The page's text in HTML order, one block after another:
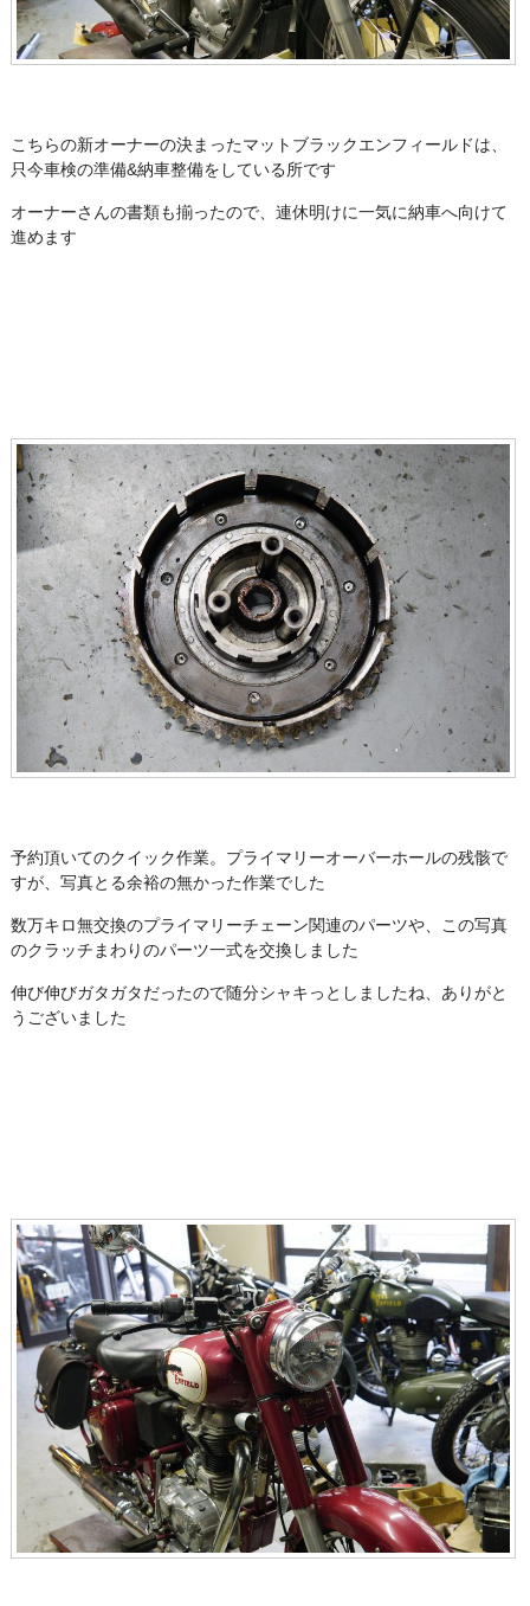
こちらの新オーナーの決まったマットブラックエンフィールドは、
只今車検の準備&納車整備をしている所です
オーナーさんの書類も揃ったので、連休明けに一気に納車へ向けて
進めます
予約頂いてのクイック作業。プライマリーオーバーホールの残骸で
すが、写真とる余裕の無かった作業でした
数万キロ無交換のプライマリーチェーン関連のパーツや、この写真
のクラッチまわりのパーツ一式を交換しました
伸び伸びガタガタだったので随分シャキっとしましたね、ありがと
うございました